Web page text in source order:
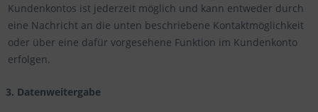
Kundenkontos ist jederzeit möglich und kann entweder durch
eine Nachricht an die unten beschriebene Kontaktmöglichkeit
oder über eine dafür vorgesehene Funktion im Kundenkonto
erfolgen.
3. Datenweitergabe